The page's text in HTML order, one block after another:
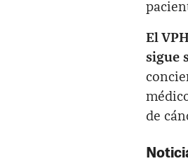
El
sigue
de